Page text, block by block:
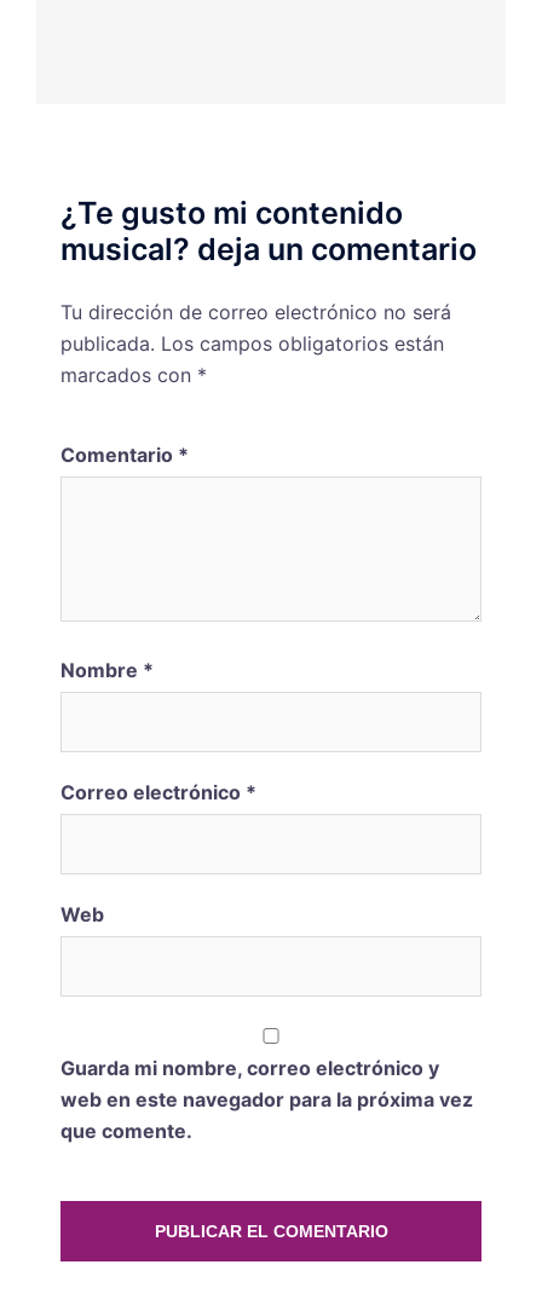
¿Te gusto mi contenido
musical? deja un comentario
Tu dirección de correo electrónico no será
publicada. Los campos obligatorios están
marcados con *
Comentario *
Nombre *
Correo electrónico *
Web
Guarda mi nombre, correo electrónico y
web en este navegador para la próxima vez
que comente.